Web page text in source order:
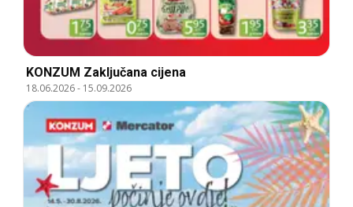
KONZUM Zaključana cijena
18.06.2026- 15.09.2026